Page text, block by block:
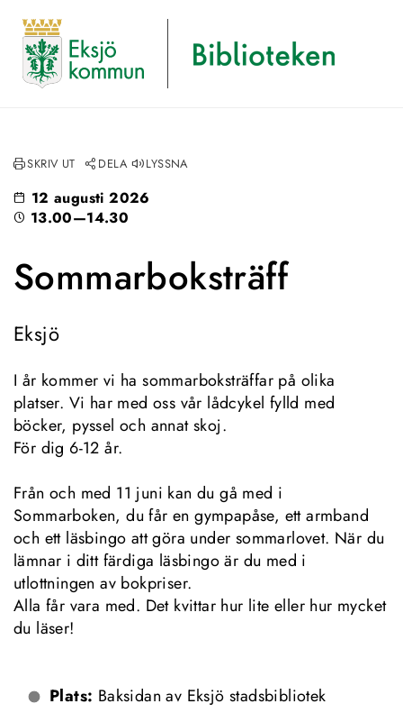
SKRIV UT DELA LYSSNA
12 augusti 2026
13.00—14.30
Sommarboksträff
Eksjö
I år kommer vi ha sommarboksträffar på olika
platser. Vi har med oss vår lådcykel fylld med
böcker, pyssel och annat skoj.
För dig 6-12 år.
Från och med 11 juni kan du gå med i
Sommarboken, du får en gympapåse, ett armband
och ett läsbingo att göra under sommarlovet. När du
lämnar i ditt färdiga läsbingo är du med i
utlottningen av bokpriser.
Alla får vara med. Det kvittar hur lite eller hur mycket
du läser!
Plats: Baksidan av Eksjö stadsbibliotek